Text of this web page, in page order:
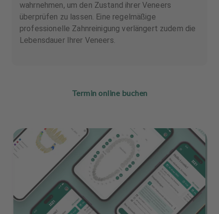
wahrnehmen, um den Zustand ihrer Veneers
überprüfen zu lassen. Eine regelmäßige
professionelle Zahnreinigung verlängert zudem die
Lebensdauer Ihrer Veneers.
Termin online buchen